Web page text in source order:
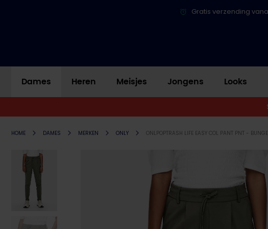
Gratis verzending
Dames Heren Meisjes Jongens Looks
HOME DAMES MERKEN ONLY ONLPOPTRASH LIFE EASY COL PANT PNT -